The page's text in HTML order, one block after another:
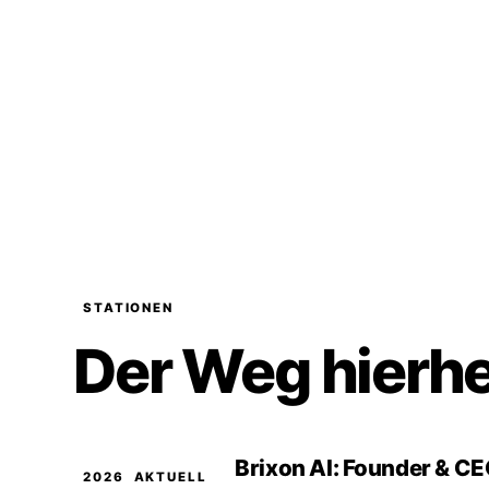
STATIONEN
Der Weg
2026 AKTUELL Brixon AI: Founder &